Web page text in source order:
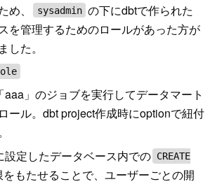
、
sysadmin の下にdbtで作られた
を管理するためのロールがあった方が
した。
aaa」のジョブを実行してデータマート
ール。dbt project作成時にoptionで紐付
設定したデータベース内での CREATE
をもたせることで、ユーザーごとの開